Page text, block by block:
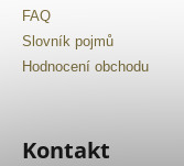
FAQ
Slovník pojmů
Hodnocení obchodu
Kontakt